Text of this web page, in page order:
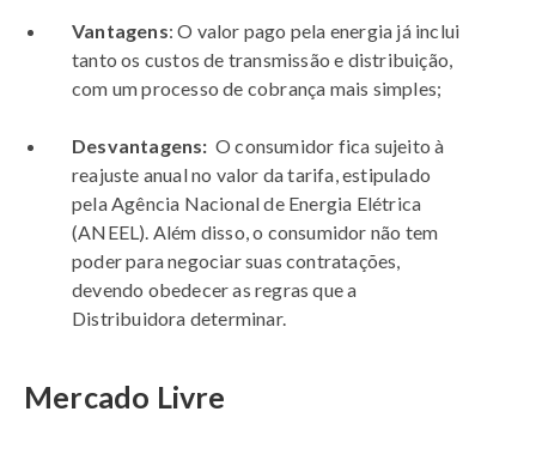
Vantagens: O valor pago pela energia já inclui
tanto os custos de transmissão e distribuição,
com um processo de cobrança mais simples;
Desvantagens: O consumidor fica sujeito à
reajuste anual no valor da tarifa, estipulado
pela Agência Nacional de Energia Elétrica
(ANEEL). Além disso, o consumidor não tem
poder para negociar suas contratações,
devendo obedecer as regras que a
Distribuidora determinar.
Mercado Livre